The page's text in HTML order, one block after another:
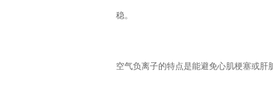
稳。
空气负离子的特点是能避免心肌梗塞或